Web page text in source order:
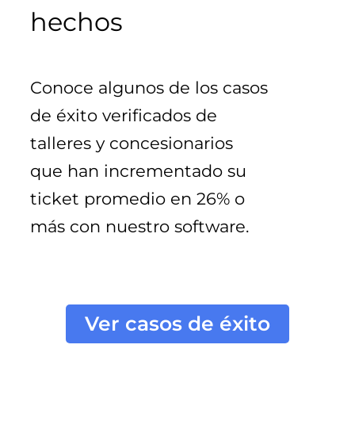
hechos
Conoce algunos de los casos
de éxito verificados de
talleres y concesionarios
que han incrementado su
ticket promedio en 26% o
más con nuestro software.
Ver casos de éxito